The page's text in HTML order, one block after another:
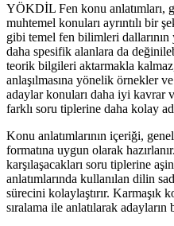
YÖKDİL Fen konu anlatımları,
muhtemel konuları ayrıntılı bir
gibi temel fen bilimleri dallarının
daha spesifik alanlara da
teorik bilgileri aktarmakla
anlaşılmasına yönelik örnekler
adaylar konuları daha iyi kavrar
farklı soru tiplerine daha kolay
Konu anlatımlarının içeriği,
formatına uygun olarak
karşılaşacakları soru tiplerine
anlatımlarında kullanılan dilin
sürecini kolaylaştırır. Karmaşık
sıralama ile anlatılarak